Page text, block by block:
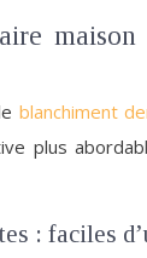
blanchiment
plus
: faciles